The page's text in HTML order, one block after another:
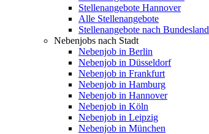
Stellenangebote Hannover
Alle Stellenangebote
Stellenangebote nach Bundesland
Nebenjobs nach Stadt
Nebenjob in Berlin
Nebenjob in Düsseldorf
Nebenjob in Frankfurt
Nebenjob in Hamburg
Nebenjob in Hannover
Nebenjob in Köln
Nebenjob in Leipzig
Nebenjob in München